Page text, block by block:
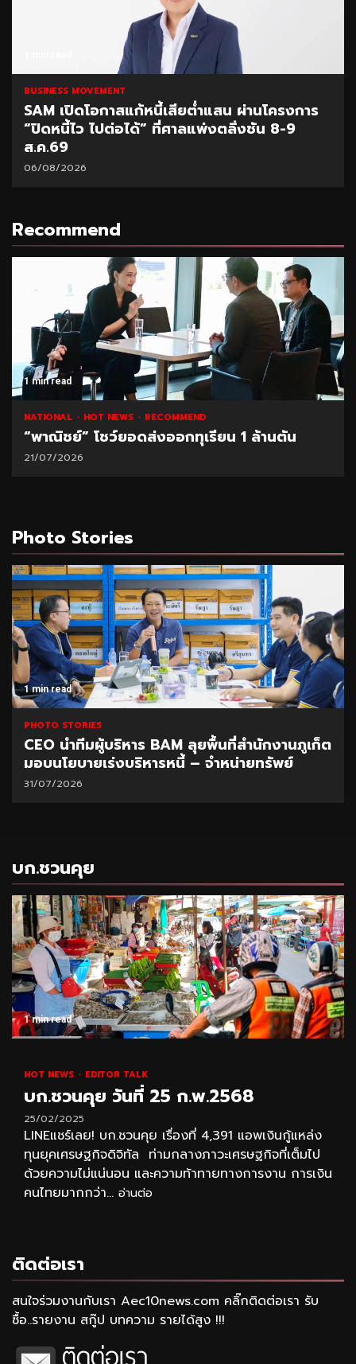
BUSINESS MOVEMENT
SAM เปิดโอกาสแก้หนี้เสียต่ำแสน ผ่านโครงการ
“ปิดหนี้ไว ไปต่อได้” ที่ศาลแพ่งตลิ่งชัน 8-9
ส.ค.69
06/08/2026
Recommend
1 min read
NATIONAL HOT NEWS RECOMMEND
“พาณิชย์” โชว์ยอดส่งออกทุเรียน 1 ล้านตัน
21/07/2026
Photo Stories
1 min read
PHOTO STORIES
CEO นำทีมผู้บริหาร BAM ลุยพื้นที่สำนักงานภูเก็ต
มอบนโยบายเร่งบริหารหนี้ – จำหน่ายทรัพย์
31/07/2026
บก.ชวนคุย
1 min read
HOT NEWS EDITOR TALK
บก.ชวนคุย วันที่ 25 ก.พ.2568
25/02/2025
LINEแชร์เลย! บก.ชวนคุย เรื่องที่ 4,391 แอพเงินกู้แหล่ง
ทุนยุคเศรษฐกิจดิจิทัล ท่ามกลางภาวะเศรษฐกิจที่เต็มไป
ด้วยความไม่แน่นอน และความท้าทายทางการงาน การเงิน
คนไทยมากกว่า... อ่านต่อ
ติดต่อเรา
สนใจร่วมงานกับเรา Aec10news.com คลิ๊กติดต่อเรา รับ
ซื้อ..รายงาน สกู๊ป บทความ รายได้สูง !!!